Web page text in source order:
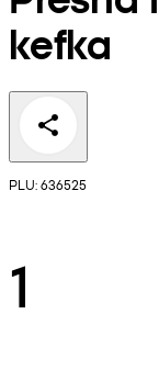
kefka
PLU: 636525
1